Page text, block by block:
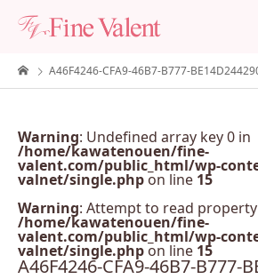
A46F4246-CFA9-46B7-B777-
Warning: Undefined array key 0 in
/home/kawatenouen/fine-
valent.com/public_html/wp-
valnet/single.phpon line 15
Warning: Attempt to read
/home/kawatenouen/fine-
valent.com/public_html/wp-
valnet/single.phpon line 15
A46F4246-CFA9-46B7-B777-